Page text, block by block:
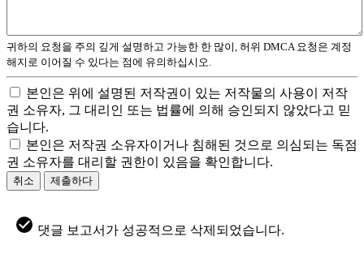
귀하의 요청을 주의 깊게 설명하고 가능한 한 많이, 허위 DMCA 요청은 계정
해지로 이어질 수 있다는 점에 유의하십시오.
본인은 위에 설명된 저작권이 있는 저작물의 사용이 저작
권 소유자, 그 대리인 또는 법률에 의해 승인되지 않았다고 믿
습니다.
본인은 저작권 소유자이거나 침해된 것으로 의심되는 독점
권 소유자를 대리할 권한이 있음을 확인합니다.
취소 제출하다
댓글 보고서가 성공적으로 삭제되었습니다.